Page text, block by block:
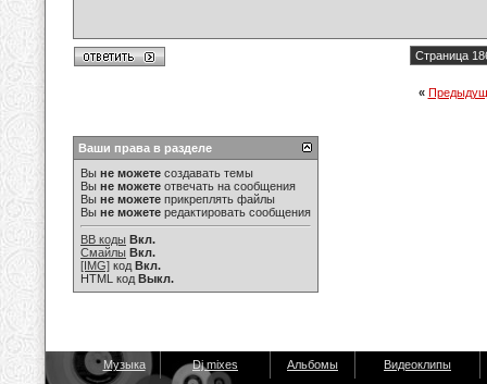
Страница
«
Ваши права в разделе
Вы не можете создавать темы
Вы не можете отвечать на сообщения
Вы не можете прикреплять файлы
Вы не можете редактировать сообщения
BB коды Вкл.
Смайлы Вкл.
[IMG] код Вкл.
HTML код Выкл.
Музыка Dj mixes Альбомы Видеоклипы